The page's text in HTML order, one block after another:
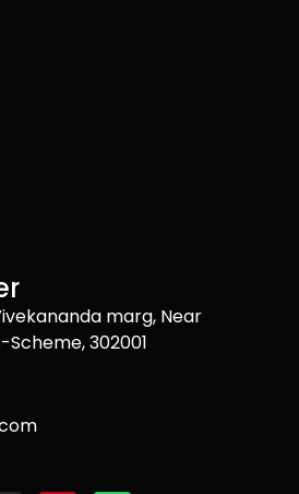
marg, Near
302001